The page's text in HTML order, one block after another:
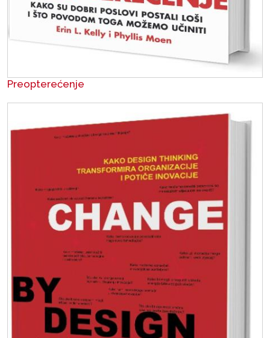
Preopterećenje